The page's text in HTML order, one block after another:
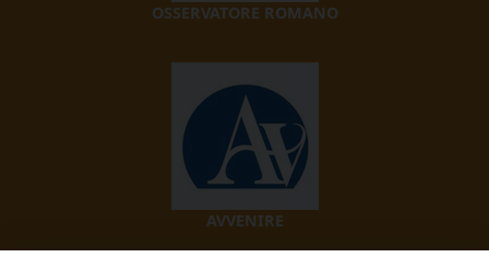
OSSERVATORE ROMANO
AVVENIRE